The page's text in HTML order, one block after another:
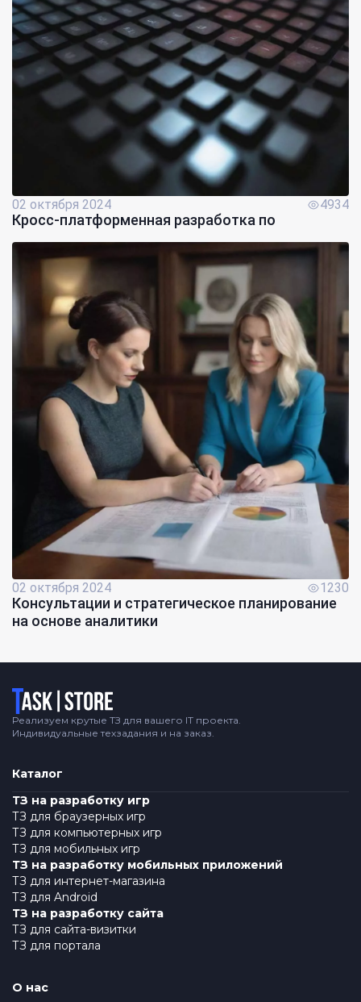
02 октября 2024 4934
Кросс-платформенная разработка по
02 октября 2024 1230
Консультации и стратегическое планирование
на основе аналитики
Логотип
Реализуем крутые ТЗ для вашего IT проекта.
Индивидуальные техзадания и на заказ.
Каталог
ТЗ на разработку игр
ТЗ для браузерных игр
ТЗ для компьютерных игр
ТЗ для мобильных игр
ТЗ на разработку мобильных приложений
ТЗ для интернет-магазина
ТЗ для Android
ТЗ на разработку сайта
ТЗ для сайта-визитки
ТЗ для портала
О нас